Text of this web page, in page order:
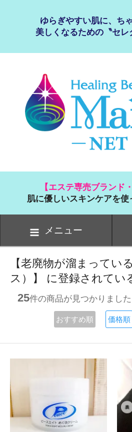
ゆらぎやすい肌に、ち
美しくなるための〝セレ
【エステ専売ブランド
肌に優しいスキンケアを使
メニュー
【老廃物が溜まってい
ス）】 に登録されてい
25件の商品が見つかりました
おすすめ順 価格順